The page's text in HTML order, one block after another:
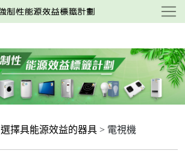
選擇具能源效益的器具 > 電視機